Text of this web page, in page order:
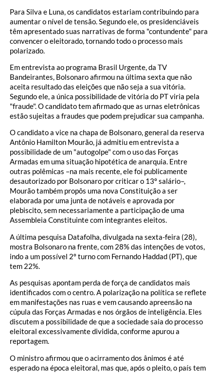
Para Silva e Luna, os candidatos estariam contribuindo para
aumentar o nível de tensão. Segundo ele, os presidenciáveis
têm apresentado suas narrativas de forma "contundente" para
convencer o eleitorado, tornando todo o processo mais
polarizado.
Em entrevista ao programa Brasil Urgente, da TV
Bandeirantes, Bolsonaro afirmou na última sexta que não
aceita resultado das eleições que não seja a sua vitória.
Segundo ele, a única possibilidade de vitória do PT viria pela
"fraude". O candidato tem afirmado que as urnas eletrônicas
estão sujeitas a fraudes que podem prejudicar sua campanha.
O candidato a vice na chapa de Bolsonaro, general da reserva
Antônio Hamilton Mourão, já admitiu em entrevista a
possibilidade de um "autogolpe" com o uso das Forças
Armadas em uma situação hipotética de anarquia. Entre
outras polêmicas –na mais recente, ele foi publicamente
desautorizado por Bolsonaro por criticar o 13º salário–,
Mourão também propôs uma nova Constituição a ser
elaborada por uma junta de notáveis e aprovada por
plebiscito, sem necessariamente a participação de uma
Assembleia Constituinte com integrantes eleitos.
A última pesquisa Datafolha, divulgada na sexta-feira (28),
mostra Bolsonaro na frente, com 28% das intenções de votos,
indo a um possível 2º turno com Fernando Haddad (PT), que
tem 22%.
As pesquisas apontam perda de força de candidatos mais
identificados com o centro. A polarização na política se reflete
em manifestações nas ruas e vem causando apreensão na
cúpula das Forças Armadas e nos órgãos de inteligência. Eles
discutem a possibilidade de que a sociedade saia do processo
eleitoral excessivamente dividida, conforme apurou a
reportagem.
O ministro afirmou que o acirramento dos ânimos é até
esperado na época eleitoral, mas que, após o pleito, o país tem